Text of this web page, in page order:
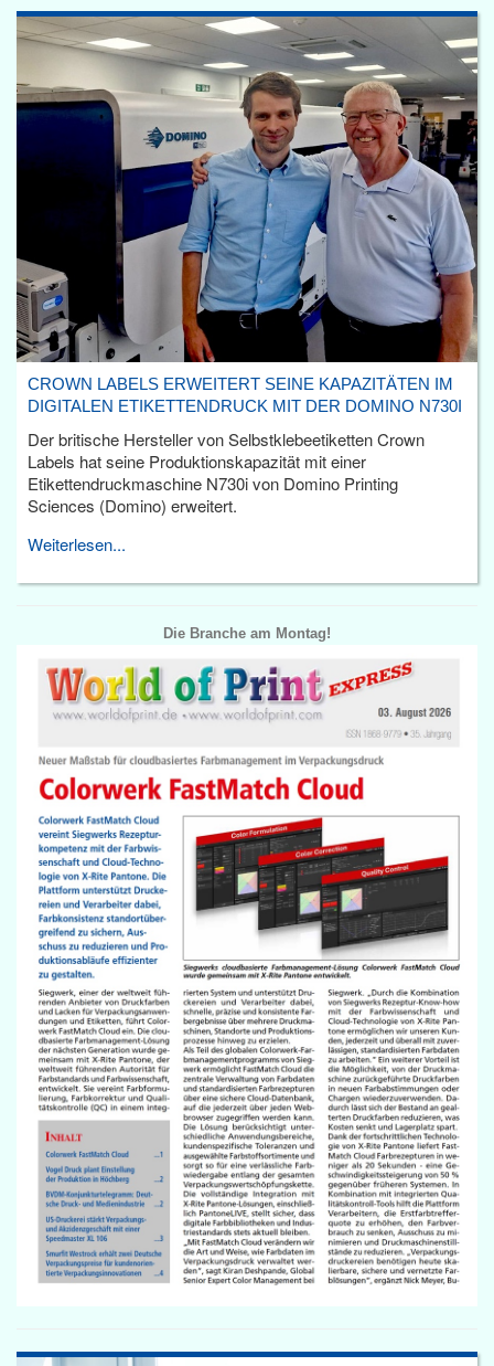
CROWN LABELS ERWEITERT SEINE KAPAZITÄTEN IM
DIGITALEN ETIKETTENDRUCK MIT DER DOMINO N730I
Der britische Hersteller von Selbstklebeetiketten Crown
Labels hat seine Produktionskapazität mit einer
Etikettendruckmaschine N730i von Domino Printing
Sciences (Domino) erweitert.
Weiterlesen...
Die Branche am Montag!